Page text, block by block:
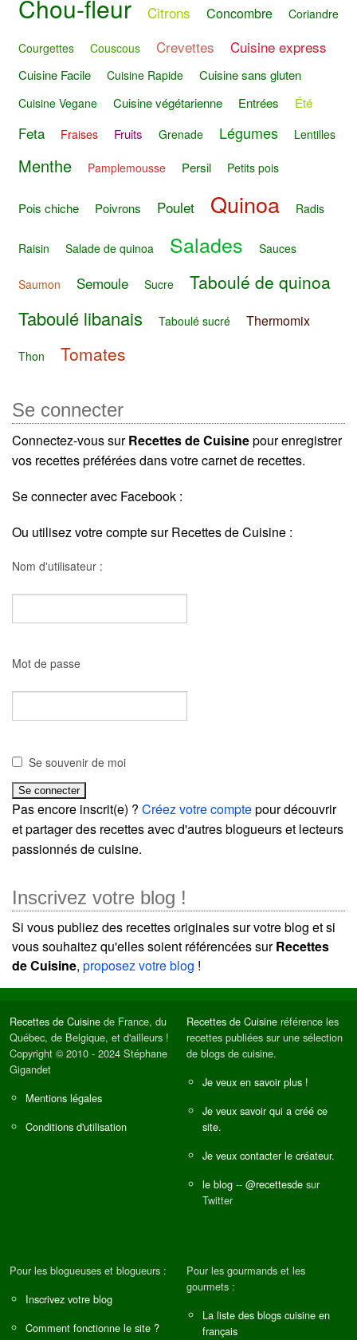
Chou-fleur Citrons Concombre Coriandre
Courgettes Couscous Crevettes Cuisine express
Cuisine Facile Cuisine Rapide Cuisine sans gluten
Cuisine Vegane Cuisine végétarienne Entrées Été
Feta Fraises Fruits Grenade Légumes Lentilles
Menthe Pamplemousse Persil Petits pois
Pois chiche Poivrons Poulet Quinoa Radis
Raisin Salade de quinoa Salades Sauces
Saumon Semoule Sucre Taboulé de quinoa
Taboulé libanais Taboulé sucré Thermomix
Thon Tomates
Se connecter
Connectez-vous surRecettes de Cuisinepour enregistrer
vos recettes préférées dans votre carnet de recettes.
Se connecter avec Facebook :
Ou utilisez votre compte sur Recettes de Cuisine :
Nom d'utilisateur :
Mot de passe
Se souvenir de moi
Pas encore inscrit(e) ? Créez votre comptepour découvrir
et partager des recettes avec d'autres blogueurs et lecteurs
passionnés de cuisine.
Inscrivez votre blog !
Si vous publiez des recettes originales sur votre blog et si
vous souhaitez qu'elles soient référencées surRecettes
de Cuisine, proposez votre blog !
Recettes de Cuisine de France, du
Québec, de Belgique, et d'ailleurs !
Copyright © 2010 - 2024 Stéphane
Gigandet
Mentions légales
Conditions d'utilisation
Recettes de Cuisine référence les
recettes publiées sur une sélection
de blogs de cuisine.
Je veux en savoir plus !
Je veux savoir qui a créé ce
site.
Je veux contacter le créateur.
le blog -- @recettesde sur
Twitter
Pour les blogueuses et blogueurs :
Inscrivez votre blog
Comment fonctionne le site ?
Pour les gourmands et les
gourmets :
La liste des blogs cuisine en
français